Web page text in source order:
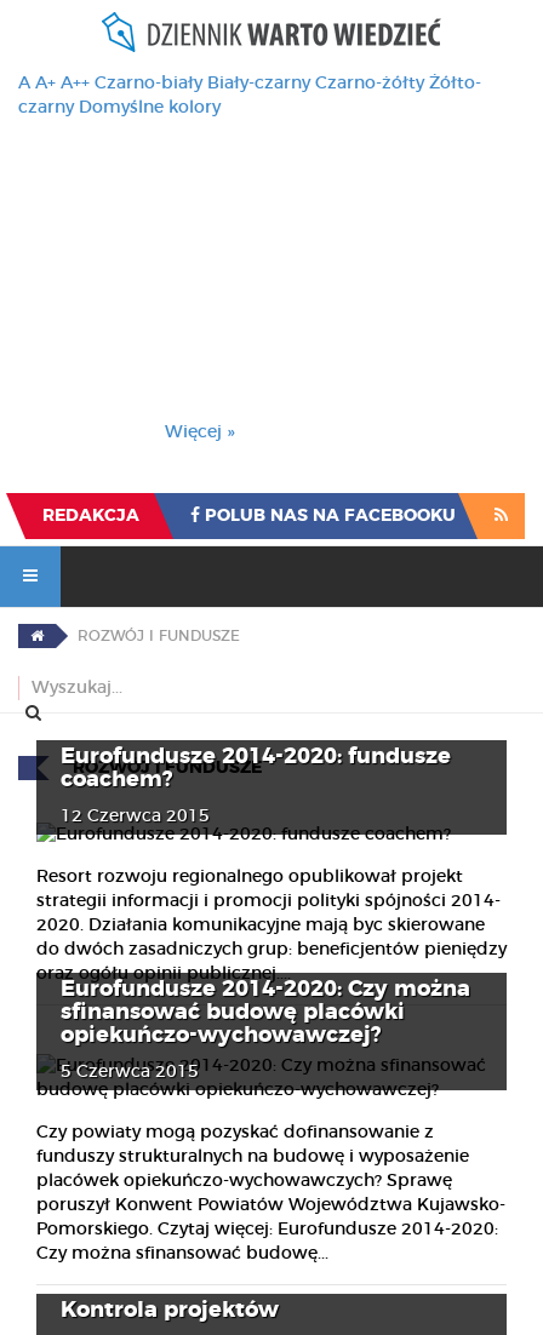
A A+ A++ Czarno-biały Biały-czarny Czarno-żółty Żółto-
czarny Domyślne kolory
Więcej »
REDAKCJA POLUB NAS NA FACEBOOKU
ROZWÓJ I FUNDUSZE
ROZWÓJ I FUNDUSZE
Eurofundusze 2014-2020: fundusze
coachem?
12 Czerwca 2015
Resort rozwoju regionalnego opublikował projekt
strategii informacji i promocji polityki spójności 2014-
2020. Działania komunikacyjne mają byc skierowane
do dwóch zasadniczych grup: beneficjentów pieniędzy
oraz ogółu opinii publicznej....
Eurofundusze 2014-2020: Czy można
sfinansować budowę placówki
opiekuńczo-wychowawczej?
5 Czerwca 2015
Czy powiaty mogą pozyskać dofinansowanie z
funduszy strukturalnych na budowę i wyposażenie
placówek opiekuńczo-wychowawczych? Sprawę
poruszył Konwent Powiatów Województwa Kujawsko-
Pomorskiego. Czytaj więcej: Eurofundusze 2014-2020:
Czy można sfinansować budowę...
Kontrola projektów